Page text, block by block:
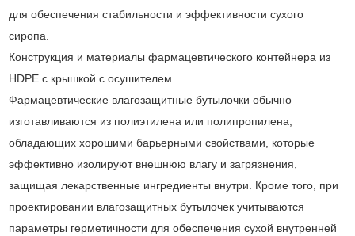
для обеспечения стабильности и эффективности сухого
сиропа.
Конструкция и материалы фармацевтического контейнера из
HDPE с крышкой с осушителем
Фармацевтические влагозащитные бутылочки обычно
изготавливаются из полиэтилена или полипропилена,
обладающих хорошими барьерными свойствами, которые
эффективно изолируют внешнюю влагу и загрязнения,
защищая лекарственные ингредиенты внутри. Кроме того, при
проектировании влагозащитных бутылочек учитываются
параметры герметичности для обеспечения сухой внутренней